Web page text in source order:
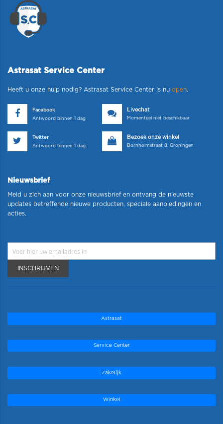
Astrasat Service Center
Heeft u onze hulp nodig? Astrasat Service Center is nu open.
Facebook
Antwoord binnen 1 dag
Livechat
Momenteel niet beschikbaar
Twitter
Antwoord binnen 1 dag
Bezoek onze winkel
Bornholmstraat 8, Groningen
Nieuwsbrief
Meld u zich aan voor onze nieuwsbrief en ontvang de nieuwste
updates betreffende nieuwe producten, speciale aanbiedingen en
acties.
INSCHRIJVEN
Astrasat
Service Center
Zakelijk
Winkel